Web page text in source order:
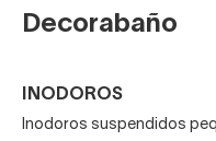
Decorabaño
INODOROS
Inodoros suspendidos